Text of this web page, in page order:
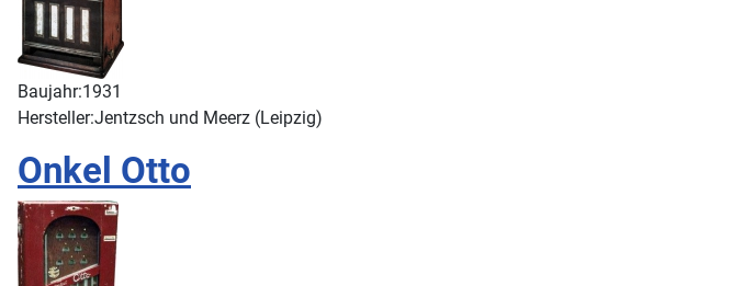
Baujahr:1931
Hersteller:Jentzsch und Meerz (Leipzig)
Onkel Otto